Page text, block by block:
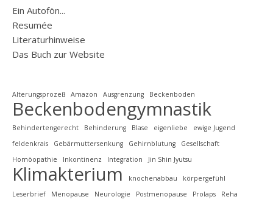
Ein Autofön...
Resumée
Literaturhinweise
Das Buch zur Website
Alterungsprozeß Amazon Ausgrenzung Beckenboden
Beckenbodengymnastik
Behindertengerecht Behinderung Blase eigenliebe
ewige Jugend
feldenkrais
Gebärmuttersenkung Gehirnblutung
Gesellschaft
Homöopathie
Inkontinenz Integration Jin Shin Jyutsu
Klimakterium knochenabbau
körpergefühl
Leserbrief
Menopause Neurologie Postmenopause Prolaps
Reha